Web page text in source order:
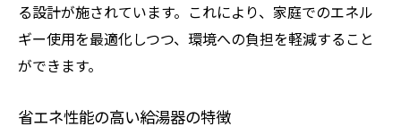
る設計が施されています。これにより、家庭でのエネル
ギー使用を最適化しつつ、環境への負担を軽減すること
ができます。
省エネ性能の高い給湯器の特徴